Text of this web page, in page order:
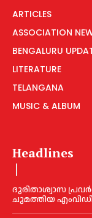
ARTICLES
ASSOCIATION
BENGALURU
LITERATURE
TELANGANA
MUSIC & ALBUM
Headlines
ദുരിതാശ്വാസ
ചുമത്തിയ